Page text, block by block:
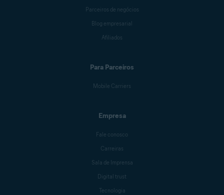
Parceiros de negócios
Blog empresarial
Afiliados
Para Parceiros
Mobile Carriers
Empresa
Fale conosco
Carreiras
Sala de Imprensa
Digital trust
Tecnologia